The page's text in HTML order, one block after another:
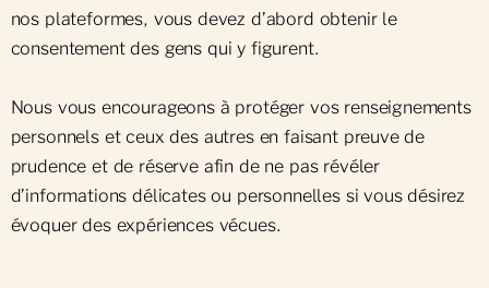
nos plateformes, vous devez d’abord obtenir le
consentement des gens qui y figurent.
Nous vous encourageons à protéger vos renseignements
personnels et ceux des autres en faisant preuve de
prudence et de réserve afin de ne pas révéler
d’informations délicates ou personnelles si vous désirez
évoquer des expériences vécues.